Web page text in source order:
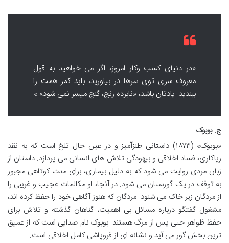
«در دنیای کسب وکار امروز، اگر می خواهید به قول
معروف سری توی سرها در بیاورید، باید کمر همت را
ببندید. یادتان باشد، «نابرده رنج، گنج میسر نمی شود».»
ج. بوبوک
«بوبوک» (۱۸۷۳) داستانی طنزآمیز و در عین حال تلخ است که به نقد
ریاکاری، فساد اخلاقی و بیهودگی تلاش های انسانی می پردازد. داستان از
زبان مردی روایت می شود که به دلیل بیماری، برای مدت کوتاهی مجبور
به توقف در یک گورستان می شود. در آنجا، او مکالمات عجیب و غریبی را
از مردگان زیر خاک می شنود. مردگان که هنوز آگاهی خود را حفظ کرده اند،
مشغول گفتگو درباره مسائل بی اهمیت، گناهان گذشته و تلاش برای
حفظ ظواهر حتی پس از مرگ هستند. بوبوک نام صدایی است که از عمیق
ترین بخش گور می آید و نشانه ای از فروپاشی کامل اخلاقی است.